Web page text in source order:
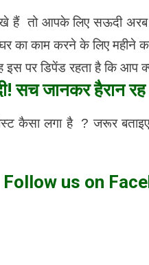
तो आपके लिए सऊदी अरब
घर का काम करने के लिए
पर डिपेंड रहता है कि आप
सच जानकर हैरान
कैसा लगा है ? जरूर
Follow us on